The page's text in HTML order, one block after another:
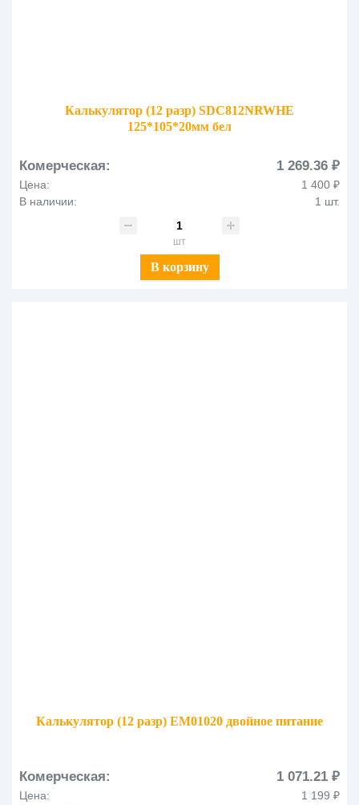
Калькулятор (12 разр) SDC812NRWHE
125*105*20мм бел
Комерческая: 1 269.36 ₽
Цена:
1 400 ₽
В наличии:
1 шт.
шт
В корзину
Калькулятор (12 разр) EM01020 двойное питание
Комерческая: 1 071.21 ₽
Цена:
1 199 ₽